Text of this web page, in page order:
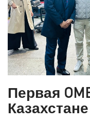
Первая
Казахстане